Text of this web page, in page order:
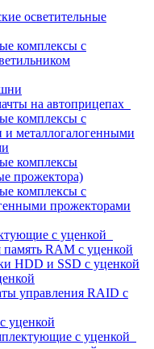
осветительные
комплексы с
на автоприцепах
комплексы с
и металлогалогенными
комплексы
прожектора)
комплексы с
прожекторами
с уценкой
память RAM с уценкой
HDD и SSD с уценкой
управления RAID с
уценкой
с уценкой